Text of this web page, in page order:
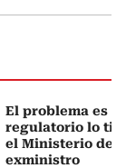
El problema es
regulatorio lo
el Ministerio de
exministro